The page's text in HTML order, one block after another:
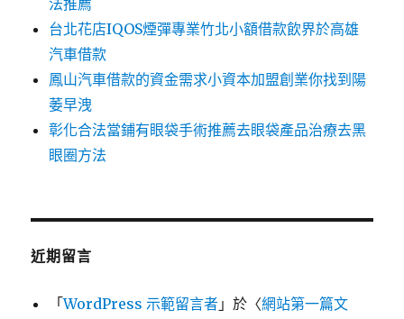
法推薦
台北花店IQOS煙彈專業竹北小額借款飲界於高雄
汽車借款
鳳山汽車借款的資金需求小資本加盟創業你找到陽
萎早洩
彰化合法當鋪有眼袋手術推薦去眼袋產品治療去黑
眼圈方法
近期留言
「WordPress 示範留言者 」於〈網站第一篇文